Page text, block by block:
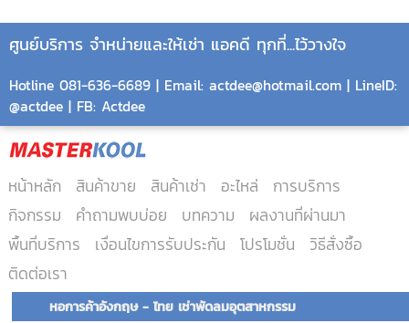
ศูนย์บริการ จำหน่ายและให้เช่า แอคดี ทุกที่...ไว้วางใจ
Hotline 081-636-6689 | Email: actdee@hotmail.com | LineID:
@actdee | FB: Actdee
หน้าหลัก สินค้าขาย สินค้าเช่า อะไหล่
การบริการ
กิจกรรม
คำถามพบบ่อย บทความ
ผลงานที่ผ่านมา
พื้นที่บริการ
เงื่อนไขการรับประกัน โปรโมชั่น
วิธีสั่งซื้อ
ติดต่อเรา
หอการค้าอังกฤษ - ไทย เช่าพัดลมอุตสาหกรรม